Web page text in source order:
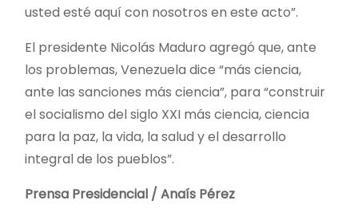
usted esté aquí con nosotros en este acto”.
El presidente Nicolás Maduro agregó que, ante
los problemas, Venezuela dice “más ciencia,
ante las sanciones más ciencia”, para “construir
el socialismo del siglo XXI más ciencia, ciencia
para la paz, la vida, la salud y el desarrollo
integral de los pueblos”.
Prensa Presidencial / Anaís Pérez